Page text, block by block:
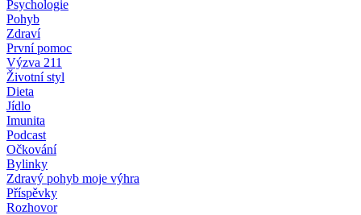
Psychologie
Pohyb
Zdraví
První pomoc
Výzva 211
Životní styl
Dieta
Jídlo
Imunita
Podcast
Očkování
Bylinky
Zdravý pohyb moje výhra
Příspěvky
Rozhovor